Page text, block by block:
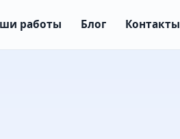
работы Блог Контакты